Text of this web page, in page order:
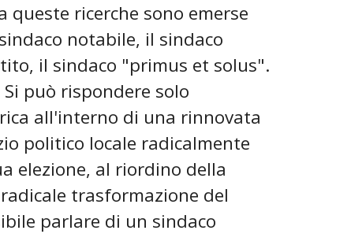
queste ricerche sono emerse
notabile, il sindaco
il sindaco "primus et solus".
può rispondere solo
all'interno di una rinnovata
politico locale radicalmente
elezione, al riordino della
trasformazione del
parlare di un sindaco